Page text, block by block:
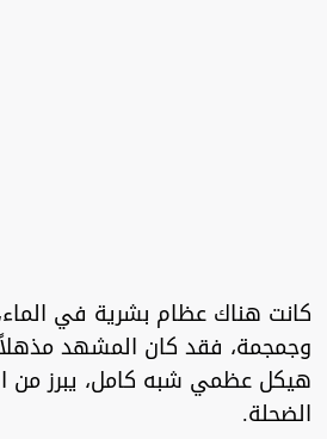
كانت هناك عظام بشرية في
وجمجمة، فقد كان المشهد مذهلاً
هيكل عظمي شبه كامل، يبرز من
الضحلة.